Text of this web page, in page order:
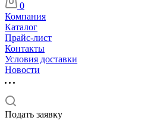
0
Компания
Каталог
Прайс-лист
Контакты
Условия доставки
Новости
Подать заявку